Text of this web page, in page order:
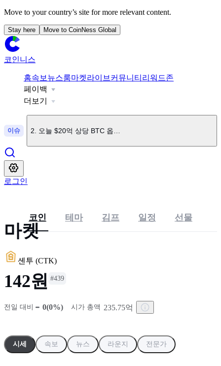
Move to your country’s site for more relevant content.
Stay here Move to CoinNess Global
코인니스
홈속보 뉴스룸마켓라이브 커뮤니티 리워드존
페이백
더보기
이슈
1.엘리자베스 워런 "암호화폐 법안엔 찬성하지만 클래리티법
2 오늘 $20억 상당 BTC 옵션 만기
5.블룸버그 "클래리티법 윤리 조항, 트럼프에 수백만달러 절
로그인
마켓
코인 테마 김프 일정 선물
셴투 (CTK)
142원 #439
전일 대비 0(0%) 시가 총액 235.75억
시세 속보 뉴스 라운지 전문가